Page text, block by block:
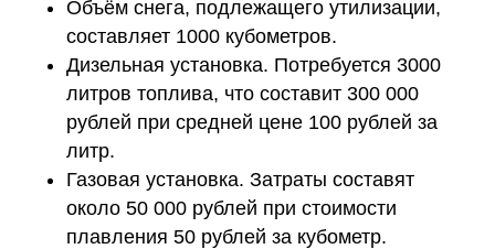
Объём снега, подлежащего утилизации,
составляет 1000 кубометров.
Дизельная установка. Потребуется 3000
литров топлива, что составит 300 000
рублей при средней цене 100 рублей за
литр.
Газовая установка. Затраты составят
около 50 000 рублей при стоимости
плавления 50 рублей за кубометр.